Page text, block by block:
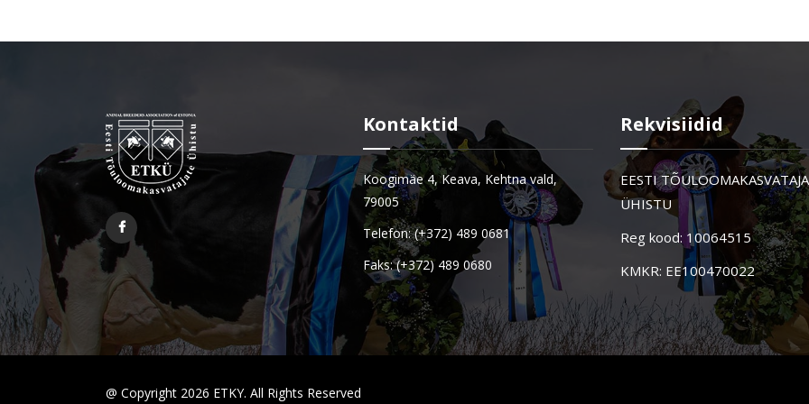
Kontaktid
Koogimäe 4, Keava, Kehtna vald,
79005
Telefon: (+372) 489 0681
Faks: (+372) 489 0680
Rekvisiidid
EESTI
ÜHISTU
Reg kood: 10064515
KMKR: EE100470022
@ Copyright 2026 ETKY. All Rights Reserved